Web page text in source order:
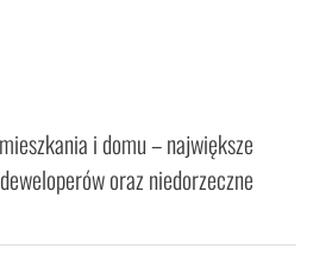
i domu – największe
oraz niedorzeczne